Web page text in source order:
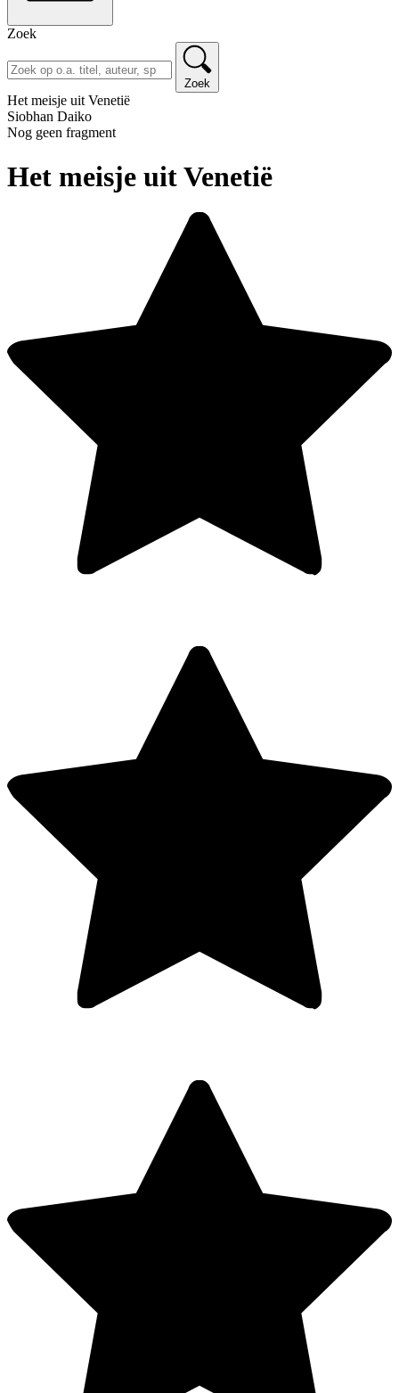
Zoek
Zoek
Het meisje uit Venetië
Siobhan Daiko
Nog geen fragment
Het meisje uit Venetië